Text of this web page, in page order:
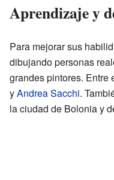
Aprendizaje y
Para mejorar sus
dibujando personas
grandes pintores. Entre
yAndrea Sacchi.
la ciudad de Bolonia y